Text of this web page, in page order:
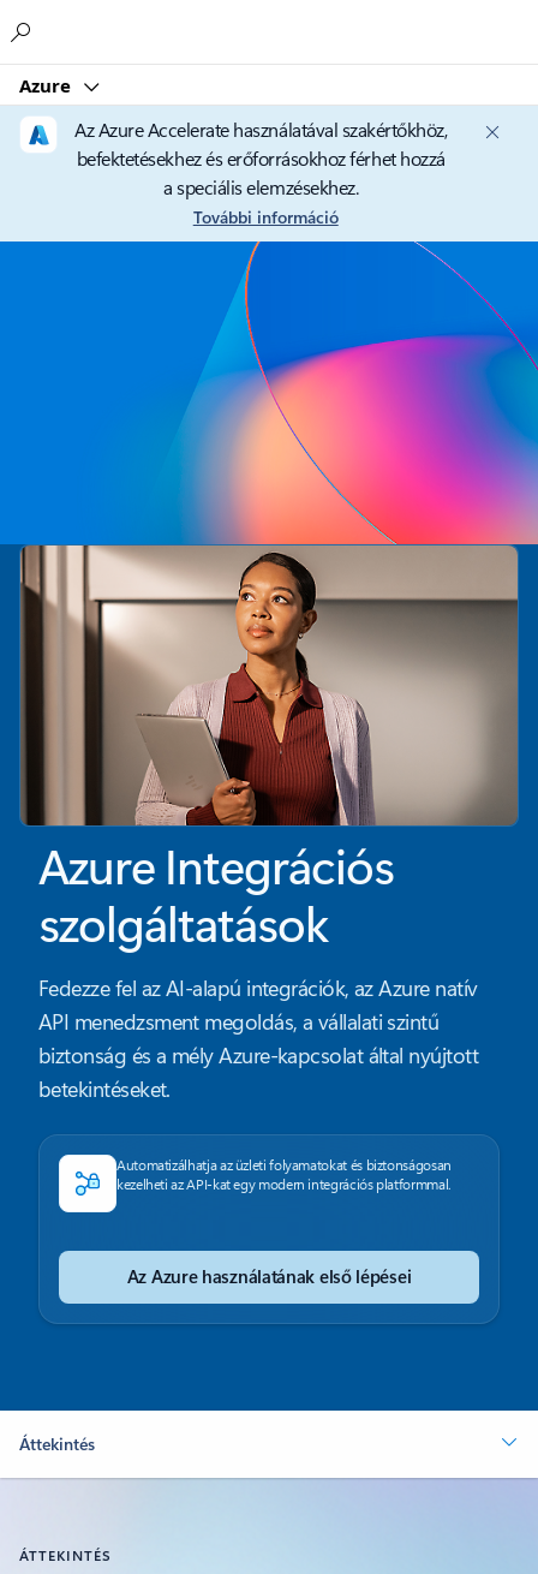
Azure
Az Azure Accelerate használatával szakértőkhöz,
befektetésekhez és erőforrásokhoz férhet hozzá
a speciális elemzésekhez.
További információ
Azure Integrációs
szolgáltatások
Fedezze fel az AI-alapú integrációk, az Azure natív
API menedzsment megoldás, a vállalati szintű
biztonság és a mély Azure-kapcsolat által nyújtott
betekintéseket.
Automatizálhatja az üzleti folyamatokat és biztonságosan
kezelheti az API-kat egy modern integrációs platformmal.
Az Azure használatának első lépései
Áttekintés
ÁTTEKINTÉS